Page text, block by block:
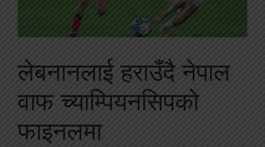
लेबनानलाई हराउँदै नेपाल
वाफ च्याम्पियनसिपको
फाइनलमा